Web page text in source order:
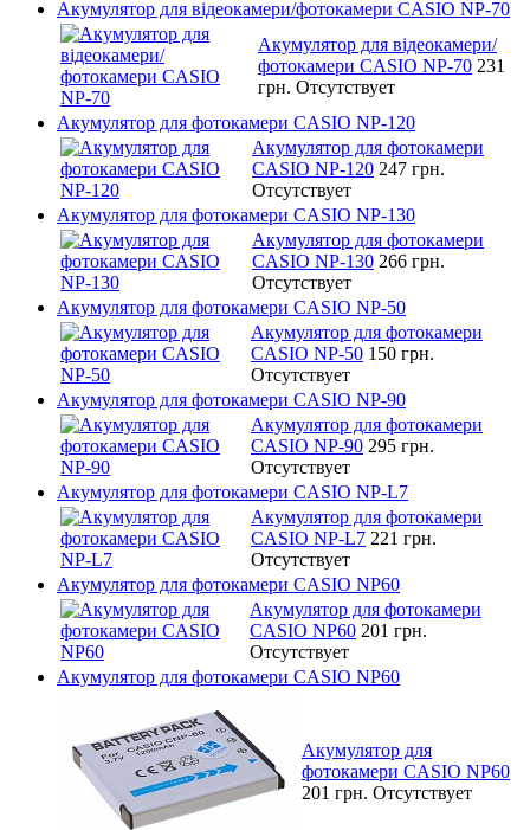
Акумулятор для відеокамери/фотокамери CASIO NP-70
Акумулятор для відеокамери/
фотокамери CASIO NP-70 231
грн. Отсутствует
Акумулятор для фотокамери CASIO NP-120
Акумулятор для фотокамери
CASIO NP-120 247 грн.
Отсутствует
Акумулятор для фотокамери CASIO NP-130
Акумулятор для фотокамери
CASIO NP-130 266 грн.
Отсутствует
Акумулятор для фотокамери CASIO NP-50
Акумулятор для фотокамери
CASIO NP-50 150 грн.
Отсутствует
Акумулятор для фотокамери CASIO NP-90
Акумулятор для фотокамери
CASIO NP-90 295 грн.
Отсутствует
Акумулятор для фотокамери CASIO NP-L7
Акумулятор для фотокамери
CASIO NP-L7 221 грн.
Отсутствует
Акумулятор для фотокамери CASIO NP60
Акумулятор для фотокамери
CASIO NP60 201 грн.
Отсутствует
Акумулятор для фотокамери CASIO NP60
Акумулятор для
фотокамери CASIO NP60
201 грн. Отсутствует